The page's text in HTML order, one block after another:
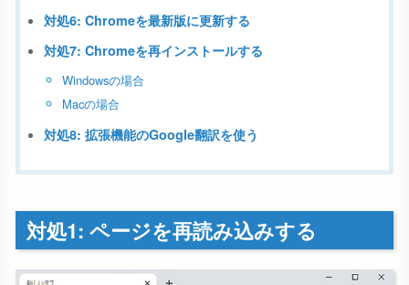
対処6: Chromeを最新版に更新する
対処7: Chromeを再インストールする
Windowsの場合
Macの場合
対処8: 拡張機能のGoogle翻訳を使う
対処1: ページを再読み込みする